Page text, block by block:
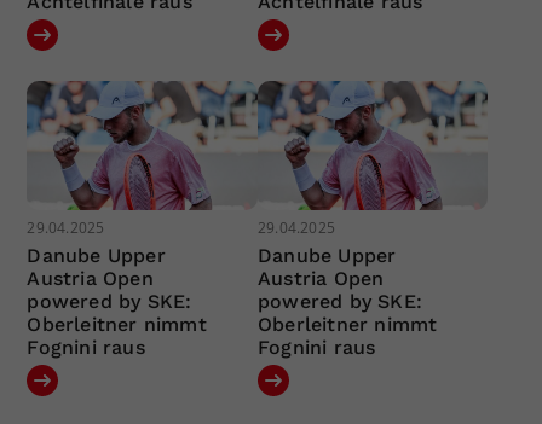
29.04.2025
Danube Upper
Austria Open
powered by SKE:
Oberleitner nimmt
Fognini raus
29.04.2025
Danube Upper
Austria Open
powered by SKE:
Oberleitner nimmt
Fognini raus